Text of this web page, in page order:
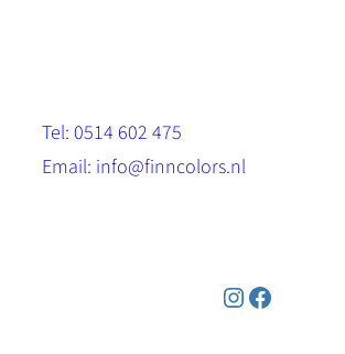
Tel: 0514 602 475
Email: info@finncolors.nl
Instagram
Facebook